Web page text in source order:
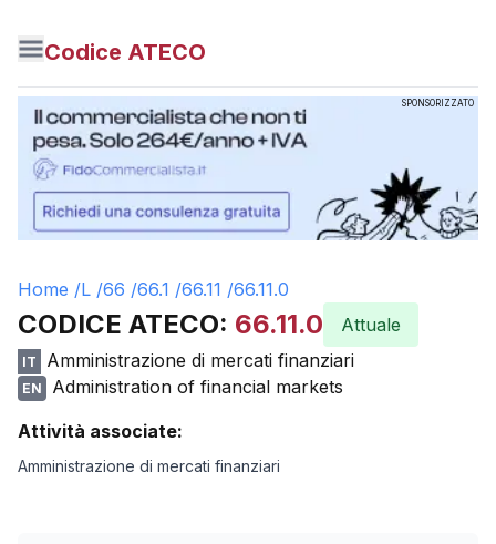
Codice ATECO
SPONSORIZZATO
Home /L /66 /66.1 /66.11 /66.11.0
CODICE ATECO: 66.11.0 Attuale
IT Amministrazione di mercati finanziari
EN
Administration of financial markets
Attività associate:
Amministrazione di mercati finanziari